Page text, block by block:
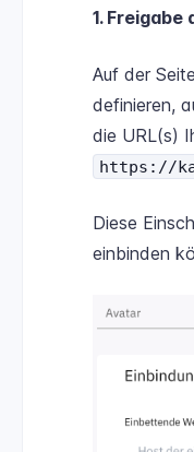
1. Freigabe
Auf der Seite
definieren,
die URL(s)
https://
Diese
einbinden